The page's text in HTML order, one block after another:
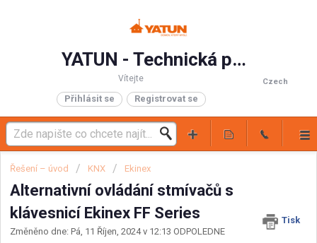
YATUN - Technická podpora
Czech
Vítejte
Přihlásit se Registrovat se
Řešení – úvod KNX Ekinex
Alternativní ovládání stmívačů s
klávesnicí Ekinex FF Series
Tisk
Změněno dne: Pá, 11 Říjen, 2024 v 12:13 ODPOLEDNE